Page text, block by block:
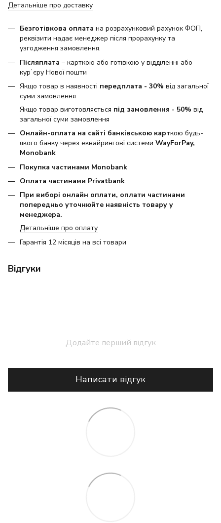
Детальніше про доставку
Безготівкова оплата на розрахунковий рахунок ФОП,
реквізити надає менеджер після прорахунку та
узгодження замовлення.
Післяплата – карткою або готівкою у відділенні або
курʼєру Нової пошти
Якщо товар в наявності передплата - 30% від загальної
суми замовлення
Якщо товар виготовляється під замовлення - 50% від
загальної суми замовлення
Онлайн-оплата на сайті банківською карткою будь-
якого банку через еквайрингові системи WayForPay,
Monobank
Покупка частинами Monobank
Оплата частинами Privatbank
При виборі онлайн оплати, оплати частинами
попередньо уточнюйте наявність товару у
менеджера.
Детальніше про оплату
Гарантія 12 місяців на всі товари
Відгуки
Додайте перший відгук
Написати відгук